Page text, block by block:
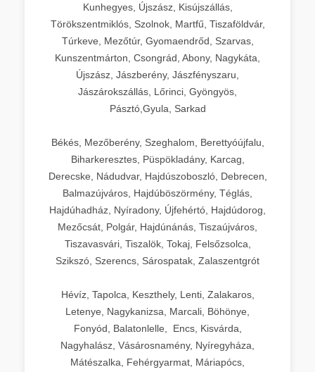
Kunhegyes, Újszász, Kisújszállás,
Törökszentmiklós, Szolnok, Martfű, Tiszaföldvár,
Túrkeve, Mezőtúr, Gyomaendrőd, Szarvas,
Kunszentmárton, Csongrád, Abony, Nagykáta,
Újszász, Jászberény, Jászfényszaru,
Jászárokszállás, Lőrinci, Gyöngyös,
Pásztó,Gyula, Sarkad
Békés, Mezőberény, Szeghalom, Berettyóújfalu,
Biharkeresztes, Püspökladány, Karcag,
Derecske, Nádudvar, Hajdúszoboszló, Debrecen,
Balmazújváros, Hajdúböszörmény, Téglás,
Hajdúhadház, Nyíradony, Újfehértó, Hajdúdorog,
Mezőcsát, Polgár, Hajdúnánás, Tiszaújváros,
Tiszavasvári, Tiszalök, Tokaj, Felsőzsolca,
Szikszó, Szerencs, Sárospatak, Zalaszentgrót
Hévíz, Tapolca, Keszthely, Lenti, Zalakaros,
Letenye, Nagykanizsa, Marcali, Böhönye,
Fonyód, Balatonlelle, Encs, Kisvárda,
Nagyhalász, Vásárosnamény, Nyíregyháza,
Mátészalka, Fehérgyarmat, Máriapócs,